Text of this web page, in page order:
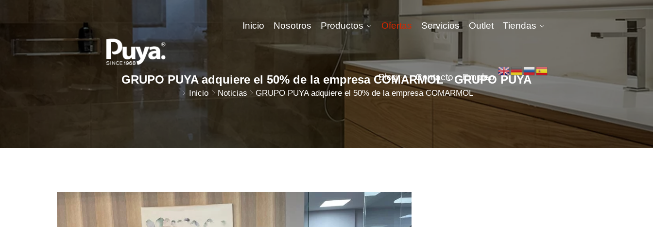
Inicio Nosotros Productos Ofertas Servicios Outlet Tiendas
Blog Contacto Empleo
GRUPO PUYA adquiere el 50% de la empresa COMARMOL - GRUPO PUYA
Inicio Noticias GRUPO PUYA adquiere el 50% de la empresa COMARMOL